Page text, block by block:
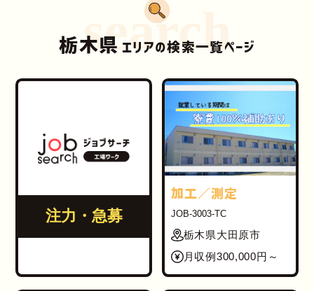
栃木県 エリアの検索一覧ページ
search
注力・急募
加工／測定
JOB-3003-TC
栃木県大田原市
月収例300,000円～